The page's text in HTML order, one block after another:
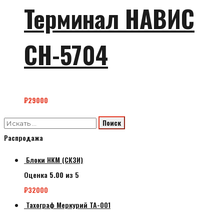
Терминал НАВИС
СН-5704
₽29000
Распродажа
Блоки НКМ (СКЗИ)
Оценка 5.00 из 5
₽32000
Тахограф Меркурий ТА-001